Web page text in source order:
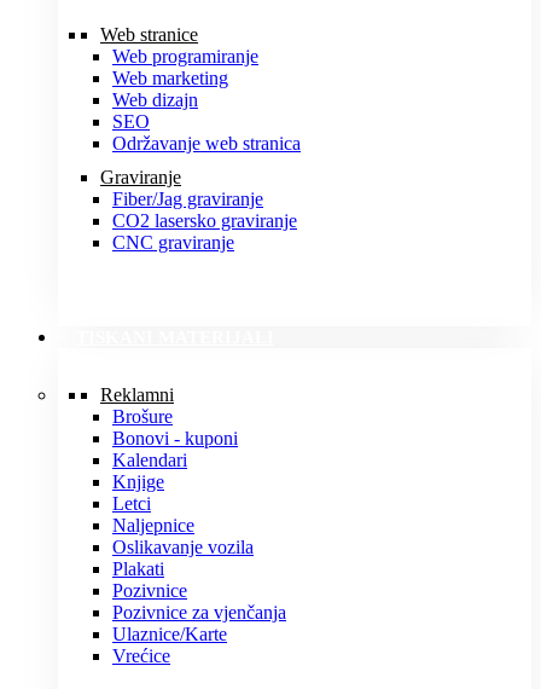
Web stranice
Web programiranje
Web marketing
Web dizajn
SEO
Održavanje web stranica
Graviranje
Fiber/Jag graviranje
CO2 lasersko graviranje
CNC graviranje
Reklamni
Brošure
Bonovi - kuponi
Kalendari
Knjige
Letci
Naljepnice
Oslikavanje vozila
Plakati
Pozivnice
Pozivnice za vjenčanja
Ulaznice/Karte
Vrećice